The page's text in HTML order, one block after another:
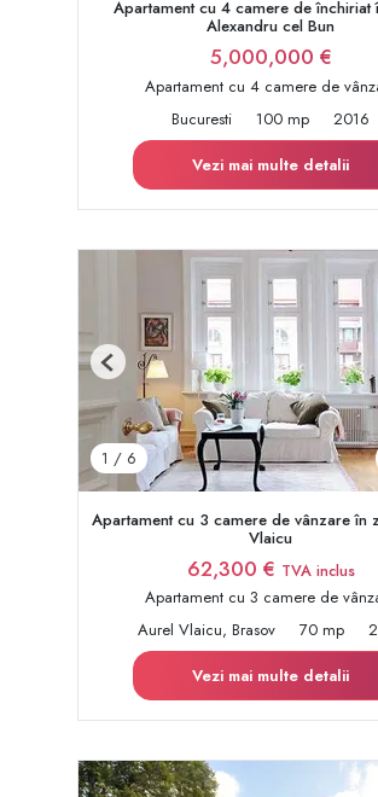
Apartament cu 4 camere de închiriat
Alexandru cel Bun
5,000,000 €
Apartament cu 4 camere de
Bucuresti
100 mp
2016
Vezi mai multe detalii
1 / 6
Previous
Apartament cu 3 camere de vânzare în
Vlaicu
62,300 € TVA inclus
Apartament cu 3 camere de
Aurel Vlaicu, Brasov
70 mp
Vezi mai multe detalii